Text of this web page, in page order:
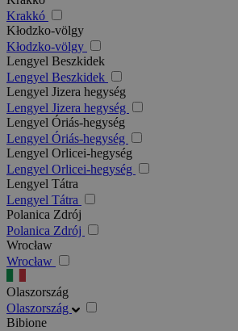
Krakkó
Kłodzko-völgy
Kłodzko-völgy
Lengyel Beszkidek
Lengyel Beszkidek
Lengyel Jizera hegység
Lengyel Jizera hegység
Lengyel Óriás-hegység
Lengyel Óriás-hegység
Lengyel Orlicei-hegység
Lengyel Orlicei-hegység
Lengyel Tátra
Lengyel Tátra
Polanica Zdrój
Polanica Zdrój
Wrocław
Wrocław
Olaszország
Olaszország
Bibione